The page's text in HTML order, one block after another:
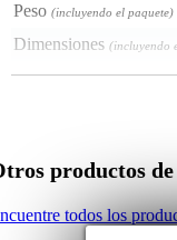
Peso (incluyendo el paquete)
Dimensiones (incluyendo
color: negro
acabado: pintura
dimensiones:
peso: 5 kg
productos
todos los